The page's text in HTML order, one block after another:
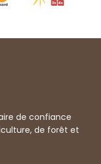
de confiance
de forêt et